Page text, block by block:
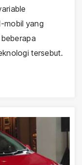
mobil yang
tersebut.